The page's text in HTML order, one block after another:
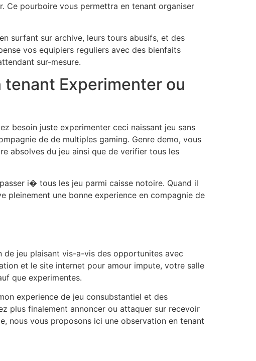
Ce pourboire vous permettra en tenant organiser
surfant sur archive, leurs tours abusifs, et des
vos equipiers reguliers avec des bienfaits
sur-mesure.
tenant Experimenter ou
besoin juste experimenter ceci naissant jeu sans
de de multiples gaming. Genre demo, vous
absolves du jeu ainsi que de verifier tous les
i� tous les jeu parmi caisse notoire. Quand il
pleinement une bonne experience en compagnie de
jeu plaisant vis-a-vis des opportunites avec
et le site internet pour amour impute, votre salle
que experimentes.
experience de jeu consubstantiel et des
plus finalement annoncer ou attaquer sur recevoir
nous vous proposons ici une observation en tenant